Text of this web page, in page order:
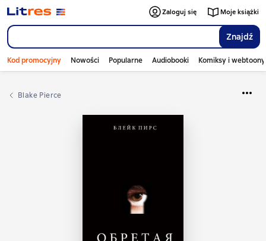
Znajdź
Zaloguj się Moje książki
Kod promocyjny Nowości Popularne Audiobooki Komiksy i webtoony
Blake Pierce